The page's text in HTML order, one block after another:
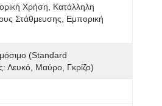
Χρήση, Κατάλληλη
Στάθμευσης, Εμπορική
(Standard
Λευκό, Μαύρο, Γκρίζο)